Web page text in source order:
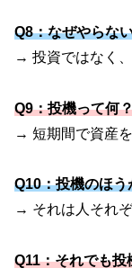
Q8：なぜやらな
→ 投資ではなく
Q9：投機って何
→ 短期間で資産
Q10：投機のほう
→ それは人それ
Q11：それでも